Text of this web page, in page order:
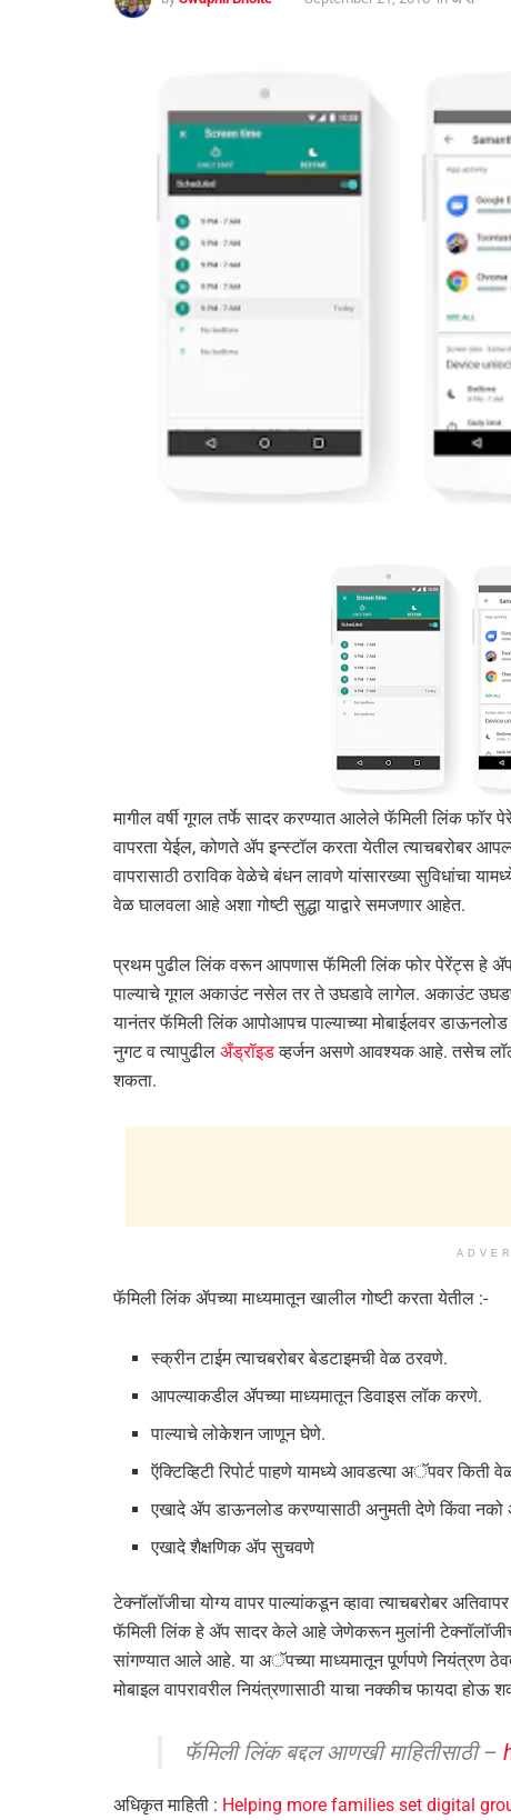
मागील वर्षी गूगल तर्फे सादर करण्यात आलेले फॅमिली लिंक
वापरता येईल, कोणते ॲप इन्स्टॉल करता येतील त्याचबरोबर
वापरासाठी ठराविक वेळेचे बंधन लावणे यांसारख्या सुविधांचा
वेळ घालवला आहे अशा गोष्टी सुद्धा याद्वारे समजणार आहेत.
प्रथम पुढील लिंक वरून आपणास फॅमिली लिंक फोर पेरेंट्स हे
पाल्याचे गूगल अकाउंट नसेल तर ते उघडावे लागेल. अकाउंट
यानंतर फॅमिली लिंक आपोआपच पाल्याच्या मोबाईलवर
नुगट व त्यापुढील अँड्रॉइडव्हर्जन असणे आवश्यक आहे. तसेच
शकता.
फॅमिली लिंक ॲपच्या माध्यमातून खालील गोष्टी करता येतील :-
स्क्रीन टाईम त्याचबरोबर बेडटाइमची वेळ ठरवणे.
आपल्याकडील ॲपच्या माध्यमातून डिवाइस लॉक करणे.
पाल्याचे लोकेशन जाणून घेणे.
ऍक्टिव्हिटी रिपोर्ट पाहणे यामध्ये आवडत्या अॅपवर
एखादे ॲप डाऊनलोड करण्यासाठी अनुमती देणे किंवा
एखादे शैक्षणिक ॲप सुचवणे
टेक्नॉलॉजीचा योग्य वापर पाल्यांकडून व्हावा त्याचबरोबर
फॅमिली लिंक हे ॲप सादर केले आहे जेणेकरून मुलांनी
सांगण्यात आले आहे. या अॅपच्या माध्यमातून पूर्णपणे नियंत्रण
मोबाइल वापरावरील नियंत्रणासाठी याचा नक्कीच फायदा
फॅमिली लिंक बद्दल आणखी माहितीसाठी –
अधिकृत माहिती : Helping more families set digital